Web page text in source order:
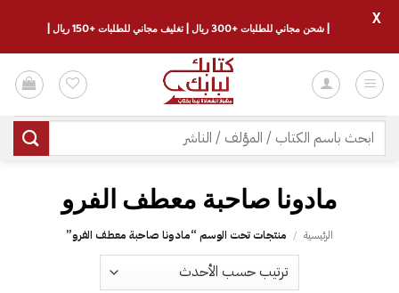
للمحتوى
البحث
عن:
مادونا صاحبة معطف الفرو
الرئيسية / منتجات تحت الوسم “مادونا صاحبة معطف الفرو”
| شحن مجاني للطلبات +300 ريال | تغليف مجاني للطلبات +150 ريال |
X